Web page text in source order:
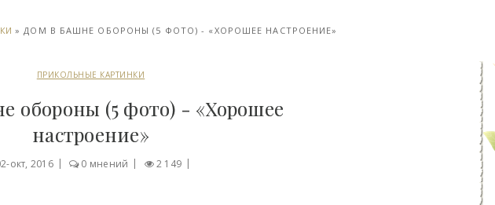
» ДОМ В БАШНЕ ОБОРОНЫ (5 ФОТО) - «ХОРОШЕЕ НАСТРОЕНИЕ»
ПРИКОЛЬНЫЕ КАРТИНКИ
обороны (5 фото) - «Хорошее
настроение»
окт, 2016 0 мнений 2 149